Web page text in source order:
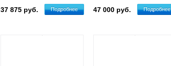
37 875 руб. Подробнее 47 000 руб. Подробнее